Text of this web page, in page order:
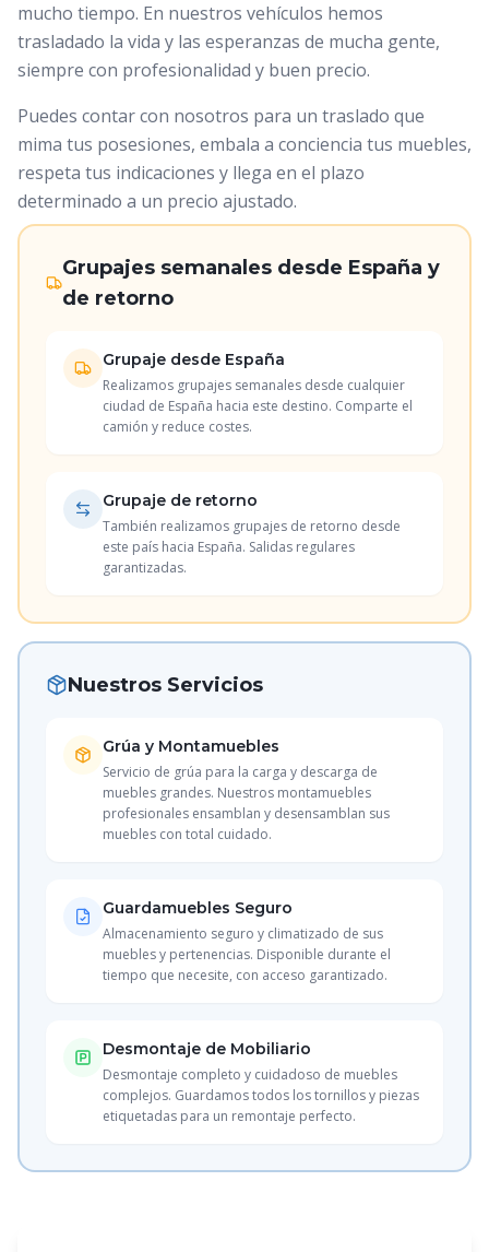
mucho tiempo. En nuestros vehículos hemos
trasladado la vida y las esperanzas de mucha gente,
siempre con profesionalidad y buen precio.
Puedes contar con nosotros para un traslado que
mima tus posesiones, embala a conciencia tus muebles,
respeta tus indicaciones y llega en el plazo
determinado a un precio ajustado.
Grupajes semanales desde España y
de retorno
Grupaje desde España
Realizamos grupajes semanales desde cualquier
ciudad de España hacia este destino. Comparte el
camión y reduce costes.
Grupaje de retorno
También realizamos grupajes de retorno desde
este país hacia España. Salidas regulares
garantizadas.
Nuestros Servicios
Grúa y Montamuebles
Servicio de grúa para la carga y descarga de
muebles grandes. Nuestros montamuebles
profesionales ensamblan y desensamblan sus
muebles con total cuidado.
Guardamuebles Seguro
Almacenamiento seguro y climatizado de sus
muebles y pertenencias. Disponible durante el
tiempo que necesite, con acceso garantizado.
Desmontaje de Mobiliario
Desmontaje completo y cuidadoso de muebles
complejos. Guardamos todos los tornillos y piezas
etiquetadas para un remontaje perfecto.